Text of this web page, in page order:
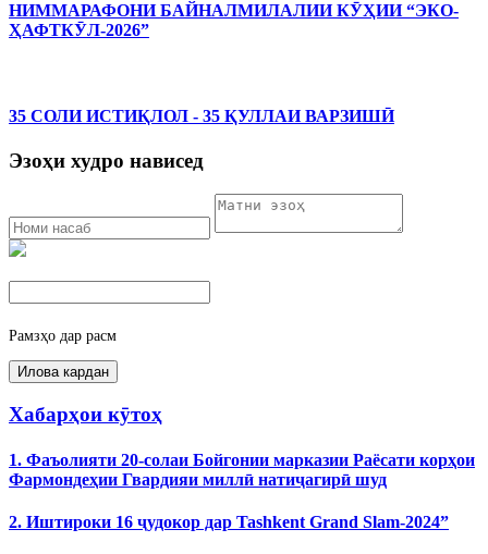
НИММАРАФОНИ БАЙНАЛМИЛАЛИИ КӮҲИИ “ЭКО-
ҲАФТКӮЛ-2026”
35 СОЛИ ИСТИҚЛОЛ - 35 ҚУЛЛАИ ВАРЗИШӢ
Эзоҳи худро нависед
Рамзҳо дар расм
Хабарҳои кӯтоҳ
1. Фаъолияти 20-солаи Бойгонии марказии Раёсати корҳои
Фармондеҳии Гвардияи миллӣ натиҷагирӣ шуд
2. Иштироки 16 ҷудокор дар Tashkent Grand Slam-2024”